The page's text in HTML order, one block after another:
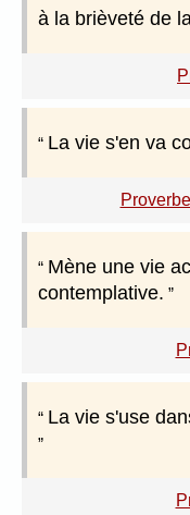
à la brièveté de
La vie s'en va
Mène une vie
contemplative.
La vie s'use